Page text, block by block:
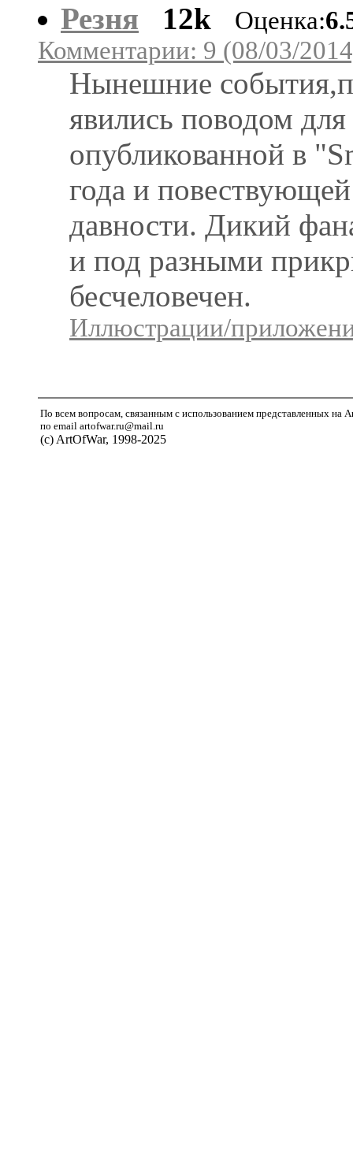
Резня 12k Оценка:
Комментарии: 9 (08/03/
Нынешние
явились поводом
опубликованной в
года и
давности. Дикий
и под разными
бесчеловечен.
Иллюстрации/
По всем вопросам, связанным с использованием представленных на
по email artofwar.ru@mail.ru
(с) ArtOfWar, 1998-2025